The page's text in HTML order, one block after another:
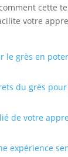
cette
votre
le grès en
du grès
de votre
expérience